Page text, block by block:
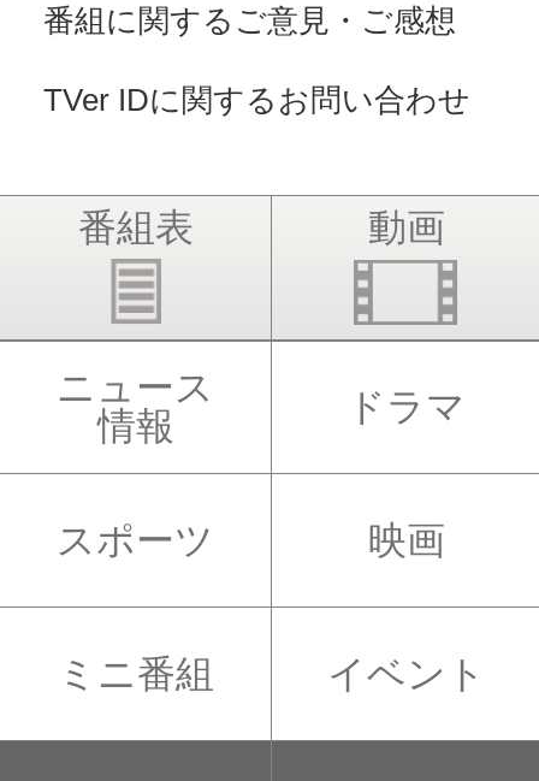
番組に関するご意見・ご感想
TVer IDに関するお問い合わせ
番組表 動画
ニュース
情報
ドラマ
スポーツ 映画
ミニ番組 イベント